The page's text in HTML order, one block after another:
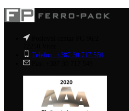
Telefon: +387 30 717 550